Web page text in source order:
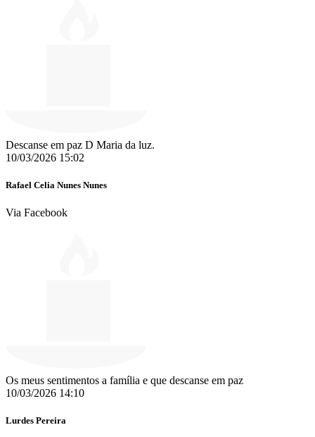
Descanse em paz D Maria da luz.
10/03/2026 15:02
Rafael Celia Nunes Nunes
Via Facebook
Os meus sentimentos a família e que descanse em paz
10/03/2026 14:10
Lurdes Pereira